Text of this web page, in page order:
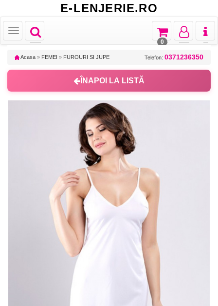
E-LENJERIE.RO
Toggle
navigation
Toggle
Toggle
navigation
Toggle
navigation
Toggle
navigation
0
Acasa » FEMEI » FUROURI SI JUPE Telefon: 0371236350
ÎNAPOI LA LISTĂ